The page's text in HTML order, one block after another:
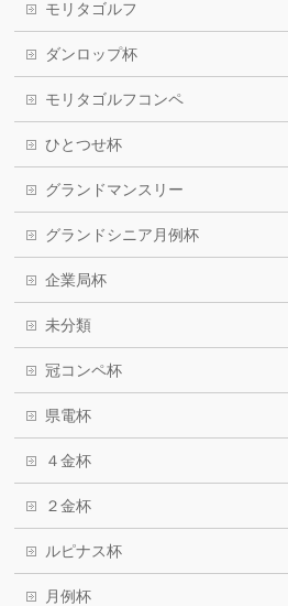
モリタゴルフ
ダンロップ杯
モリタゴルフコンペ
ひとつせ杯
グランドマンスリー
グランドシニア月例杯
企業局杯
未分類
冠コンペ杯
県電杯
４金杯
２金杯
ルピナス杯
月例杯